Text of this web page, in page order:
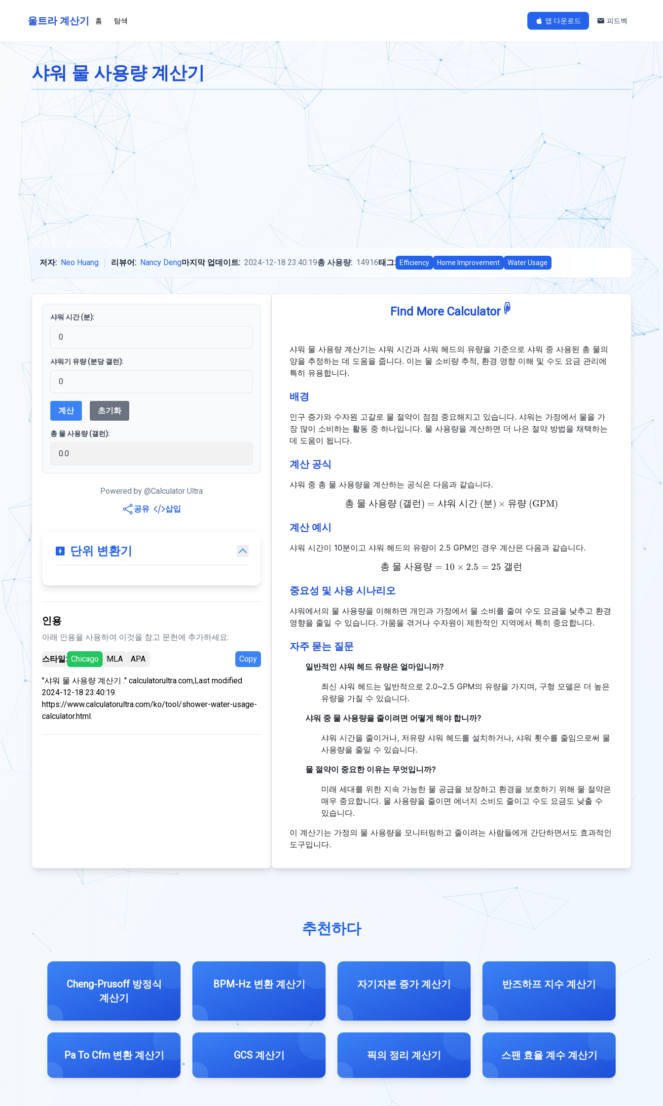
울트라 계산기 홈 탐색 앱 다운로드 피드백
샤워 물 사용량 계산기
저자: Neo Huang 리뷰어: Nancy Deng마지막 업데이트: 2024-12-18 23:40:19총 사용량: 14916태그: Efficiency Home Improvement Water Usage
샤워 시간 (분):
샤워기 유량 (분당 갤런):
계산 초기화
총 물 사용량 (갤런):
Powered by @Calculator Ultra
공유
삽입
단위 변환기
인용
아래 인용을 사용하여 이것을 참고 문헌에 추가하세요:
스타일: Chicago MLA APA Copy
"샤워 물 사용량 계산기 ." calculatorultra.com,Last modified
2024-12-18 23:40:19.
https://www.calculatorultra.com/ko/tool/shower-water-usage-
calculator.html.
Find More Calculator ☟
샤워 물 사용량 계산기는 샤워 시간과 샤워 헤드의 유량을 기준으로 샤워 중 사용된 총 물의
양을 추정하는 데 도움을 줍니다. 이는 물 소비량 추적, 환경 영향 이해 및 수도 요금 관리에
특히 유용합니다.
배경
인구 증가와 수자원 고갈로 물 절약이 점점 중요해지고 있습니다. 샤워는 가정에서 물을 가
장 많이 소비하는 활동 중 하나입니다. 물 사용량을 계산하면 더 나은 절약 방법을 채택하는
데 도움이 됩니다.
계산 공식
샤워 중 총 물 사용량을 계산하는 공식은 다음과 같습니다.
\text{총 물 사용량 (갤런)} = \text{샤워 시간 (분
총 물 사용량 (갤런) = 샤워 시간(분) × 유량 (GPM)
계산 예시
샤워 시간이 10분이고 샤워 헤드의 유량이 2.5 GPM인 경우 계산은 다음과 같습니다.
\text{총 물 사용량} = 10 \times 2.5 = 25 \text{
총 물 사용량 = 10 × 2.5 = 25 갤런
중요성 및 사용 시나리오
샤워에서의 물 사용량을 이해하면 개인과 가정에서 물 소비를 줄여 수도 요금을 낮추고 환경
영향을 줄일 수 있습니다. 가뭄을 겪거나 수자원이 제한적인 지역에서 특히 중요합니다.
자주 묻는 질문
일반적인 샤워 헤드 유량은 얼마입니까?
최신 샤워 헤드는 일반적으로 2.0~2.5 GPM의 유량을 가지며, 구형 모델은 더 높은
유량을 가질 수 있습니다.
샤워 중 물 사용량을 줄이려면 어떻게 해야 합니까?
샤워 시간을 줄이거나, 저유량 샤워 헤드를 설치하거나, 샤워 횟수를 줄임으로써 물
사용량을 줄일 수 있습니다.
물 절약이 중요한 이유는 무엇입니까?
미래 세대를 위한 지속 가능한 물 공급을 보장하고 환경을 보호하기 위해 물 절약은
매우 중요합니다. 물 사용량을 줄이면 에너지 소비도 줄이고 수도 요금도 낮출 수
있습니다.
이 계산기는 가정의 물 사용량을 모니터링하고 줄이려는 사람들에게 간단하면서도 효과적인
도구입니다.
추천하다
Cheng-Prusoff 방정식
계산기
BPM-Hz 변환 계산기 자기자본 증가 계산기 반즈하프 지수 계산기
Pa To Cfm 변환 계산기 GCS 계산기 픽의 정리 계산기 스팬 효율 계수 계산기